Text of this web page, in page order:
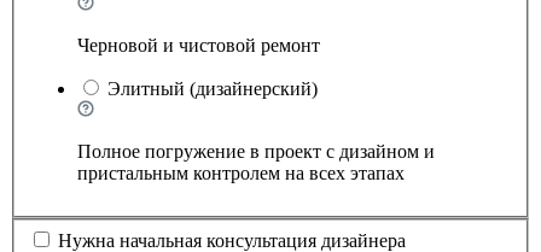
Черновой и чистовой ремонт
Элитный (дизайнерский)
Полное погружение в проект с дизайном и
пристальным контролем на всех этапах
Нужна начальная консультация дизайнера